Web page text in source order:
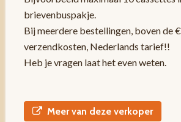
brievenbuspakje.
Bij meerdere bestellingen, boven de
verzendkosten, Nederlands tarief!!
Heb je vragen laat het even weten.
Meer van deze verkoper